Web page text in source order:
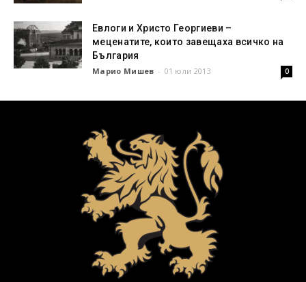
Евлоги и Христо Георгиеви –
меценатите, които завещаха всичко на
България
Марио Мишев - 01 юли 2013 0